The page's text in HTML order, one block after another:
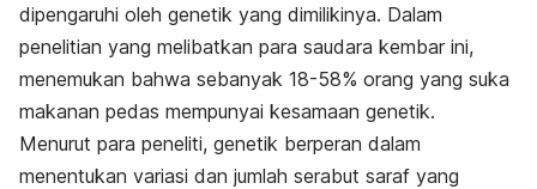
dipengaruhi oleh genetik yang dimilikinya. Dalam
penelitian yang melibatkan para saudara kembar ini,
menemukan bahwa sebanyak 18-58% orang yang suka
makanan pedas mempunyai kesamaan genetik.
Menurut para peneliti, genetik berperan dalam
menentukan variasi dan jumlah serabut saraf yang